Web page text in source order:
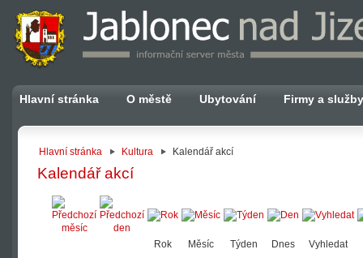
Hlavní stránka O městě Ubytování Firmy a služby
Hlavní stránka Kultura Kalendář akcí
Kalendář akcí
Rok Měsíc Týden Dnes Vyhledat